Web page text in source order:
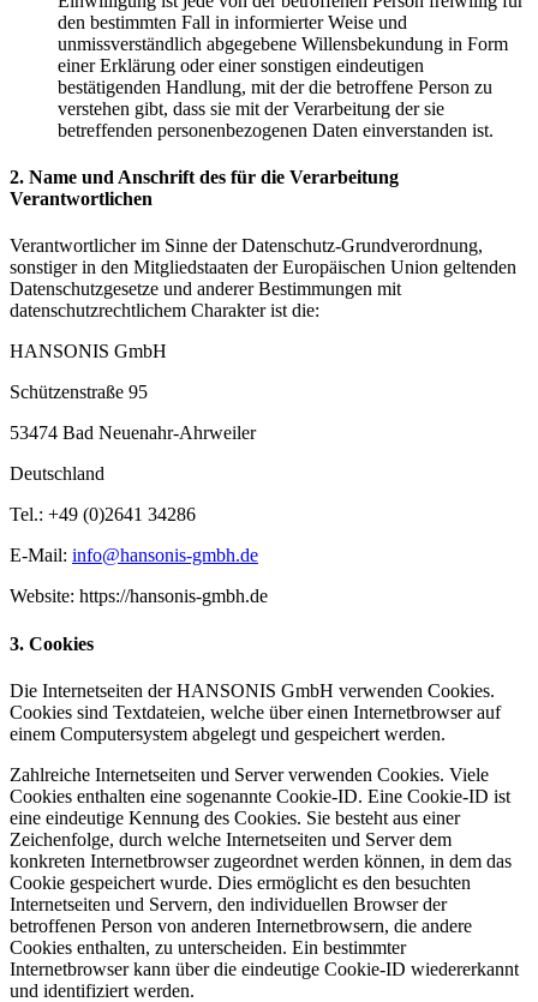
den bestimmten Fall in informierter Weise und
unmissverständlich abgegebene Willensbekundung in Form
einer Erklärung oder einer sonstigen eindeutigen
bestätigenden Handlung, mit der die betroffene Person zu
verstehen gibt, dass sie mit der Verarbeitung der sie
betreffenden personenbezogenen Daten einverstanden ist.
2. Name und Anschrift des für die Verarbeitung
Verantwortlichen
Verantwortlicher im Sinne der Datenschutz-Grundverordnung,
sonstiger in den Mitgliedstaaten der Europäischen Union geltenden
Datenschutzgesetze und anderer Bestimmungen mit
datenschutzrechtlichem Charakter ist die:
HANSONIS GmbH
Schützenstraße 95
53474 Bad Neuenahr-Ahrweiler
Deutschland
Tel.: +49 (0)2641 34286
E-Mail: info@hansonis-gmbh.de
Website: https://hansonis-gmbh.de
3. Cookies
Die Internetseiten der HANSONIS GmbH verwenden Cookies.
Cookies sind Textdateien, welche über einen Internetbrowser auf
einem Computersystem abgelegt und gespeichert werden.
Zahlreiche Internetseiten und Server verwenden Cookies. Viele
Cookies enthalten eine sogenannte Cookie-ID. Eine Cookie-ID ist
eine eindeutige Kennung des Cookies. Sie besteht aus einer
Zeichenfolge, durch welche Internetseiten und Server dem
konkreten Internetbrowser zugeordnet werden können, in dem das
Cookie gespeichert wurde. Dies ermöglicht es den besuchten
Internetseiten und Servern, den individuellen Browser der
betroffenen Person von anderen Internetbrowsern, die andere
Cookies enthalten, zu unterscheiden. Ein bestimmter
Internetbrowser kann über die eindeutige Cookie-ID wiedererkannt
und identifiziert werden.